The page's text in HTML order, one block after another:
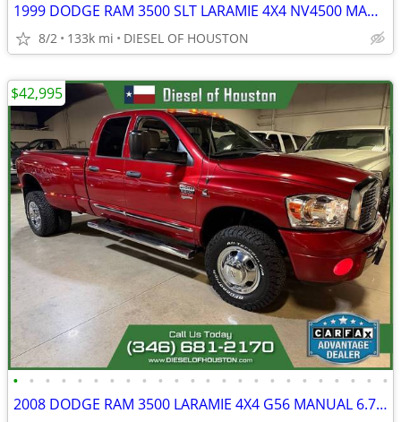
1999 DODGE RAM 3500 SLT LARAMIE 4X4 NV4500 MANUAL 5.9L CUMMINS DIESEL
8/2 133k mi DIESEL OF HOUSTON
• • • • • • • • • • • • • • • • • • • • • • • •
2008 DODGE RAM 3500 LARAMIE 4X4 G56 MANUAL 6.7L CUMMINS DIESEL
$42,995